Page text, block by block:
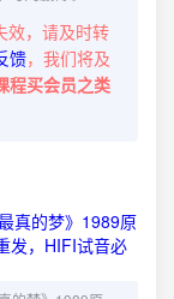
效，请及时转
馈，我们将及
程买会员之类